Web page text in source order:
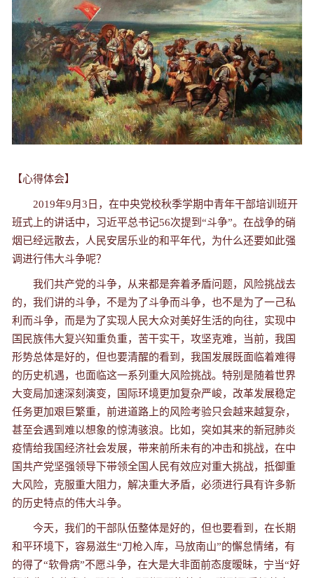
【心得体会】
2019年9月3日，在中央党校秋季学期中青年干部培训班开
班式上的讲话中，习近平总书记56次提到“斗争”。在战争的硝
烟已经远散去，人民安居乐业的和平年代，为什么还要如此强
调进行伟大斗争呢？
我们共产党的斗争，从来都是奔着矛盾问题，风险挑战去
的，我们讲的斗争，不是为了斗争而斗争，也不是为了一己私
利而斗争，而是为了实现人民大众对美好生活的向往，实现中
国民族伟大复兴知重负重，苦干实干，攻坚克难，当前，我国
形势总体是好的，但也要清醒的看到，我国发展既面临着难得
的历史机遇，也面临这一系列重大风险挑战。特别是随着世界
大变局加速深刻演变，国际环境更加复杂严峻，改革发展稳定
任务更加艰巨繁重，前进道路上的风险考验只会越来越复杂，
甚至会遇到难以想象的惊涛骇浪。比如，突如其来的新冠肺炎
疫情给我国经济社会发展，带来前所未有的冲击和挑战，在中
国共产党坚强领导下带领全国人民有效应对重大挑战，抵御重
大风险，克服重大阻力，解决重大矛盾，必须进行具有许多新
的历史特点的伟大斗争。
今天，我们的干部队伍整体是好的，但也要看到，在长期
和平环境下，容易滋生“刀枪入库，马放南山”的懈怠情绪，有
的得了“软骨病”不愿斗争，在大是大非面前态度暧昧，宁当“好